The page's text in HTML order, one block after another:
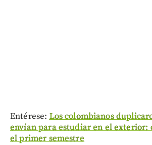
Entérese: Los colombianos
envían para estudiar en el exterior:
el primer semestre